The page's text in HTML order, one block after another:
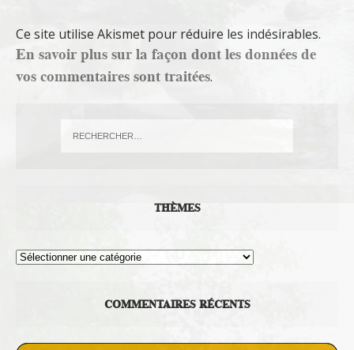
Ce site utilise Akismet pour réduire les indésirables.
En savoir plus sur la façon dont les données de
vos commentaires sont traitées.
THÈMES
Thèmes
COMMENTAIRES RÉCENTS